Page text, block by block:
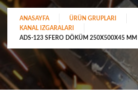
ANASAYFA
ÜRÜN GRUPLARI
KANAL IZGARALARI
ADS-123 SFERO DÖKÜM 250X500X45 MM